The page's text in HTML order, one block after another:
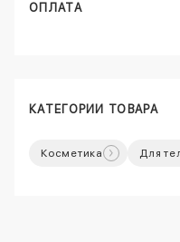
ОПЛАТА
КАТЕГОРИИ ТОВАРА
Косметика Для